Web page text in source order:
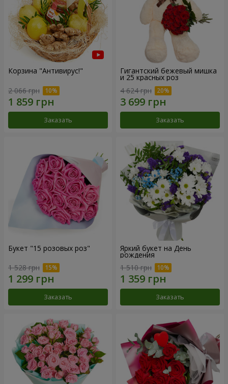
Корзина "Антивирус!"
2 066 грн
Заказать
Гигантский бежевый мишка
и 25 красных роз
4 624 грн
Заказать
Букет "15 розовых роз"
1 528 грн
Заказать
Яркий букет на День
рождения
1 510 грн
Заказать